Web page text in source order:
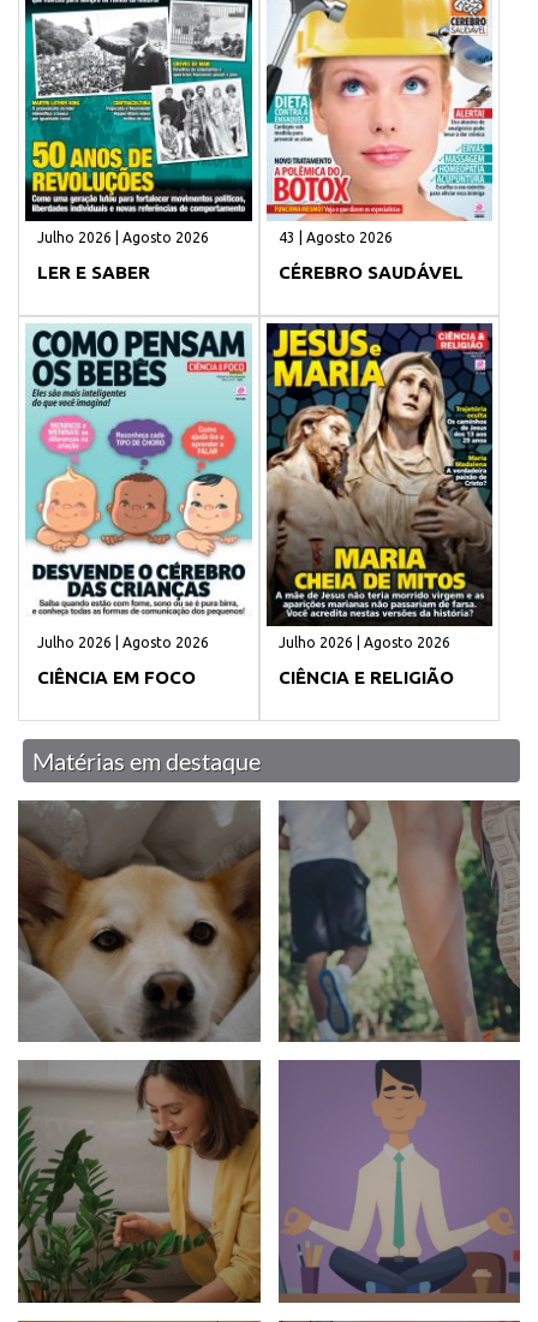
Julho 2026 | Agosto 2026
LER E SABER
43 | Agosto 2026
CÉREBRO SAUDÁVEL
Julho 2026 | Agosto 2026
CIÊNCIA EM FOCO
Julho 2026 | Agosto 2026
CIÊNCIA E RELIGIÃO
Matérias em destaque
O frio chegou!
MALU | 1041 | Junho 2026
Sob pressão
SELEÇÕES | | Junho 2026